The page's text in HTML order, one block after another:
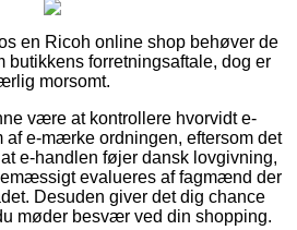
en Ricoh online shop behøver de
butikkens forretningsaftale, dog er
morsomt.
være at kontrollere hvorvidt e-
af e-mærke ordningen, eftersom det
e-handlen føjer dansk lovgivning,
evalueres af fagmænd der
Desuden giver det dig chance
møder besvær ved din shopping.